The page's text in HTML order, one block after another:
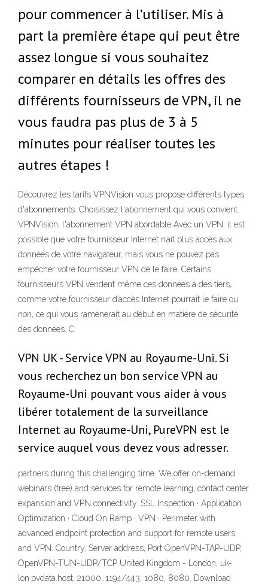
pour commencer à l’utiliser. Mis à
part la première étape qui peut être
assez longue si vous souhaitez
comparer en détails les offres des
différents fournisseurs de VPN, il ne
vous faudra pas plus de 3 à 5
minutes pour réaliser toutes les
autres étapes !
Découvrez les tarifs VPNVision vous propose différents types
d'abonnements. Choisissez l'abonnement qui vous convient.
VPNVision, l'abonnement VPN abordable Avec un VPN, il est
possible que votre fournisseur Internet n’ait plus accès aux
données de votre navigateur, mais vous ne pouvez pas
empêcher votre fournisseur VPN de le faire. Certains
fournisseurs VPN vendent même ces données à des tiers,
comme votre fournisseur d’accès Internet pourrait le faire ou
non, ce qui vous ramènerait au début en matière de sécurité
des données. C
VPN UK - Service VPN au Royaume-Uni. Si
vous recherchez un bon service VPN au
Royaume-Uni pouvant vous aider à vous
libérer totalement de la surveillance
Internet au Royaume-Uni, PureVPN est le
service auquel vous devez vous adresser.
partners during this challenging time. We offer on-demand
webinars (free) and services for remote learning, contact center
expansion and VPN connectivity. SSL Inspection · Application
Optimization · Cloud On Ramp · VPN · Perimeter with
advanced endpoint protection and support for remote users
and VPN. Country, Server address, Port OpenVPN-TAP-UDP,
OpenVPN-TUN-UDP/TCP United Kingdom - London, uk-
lon.pvdata.host, 21000, 1194/443, 1080, 8080. Download